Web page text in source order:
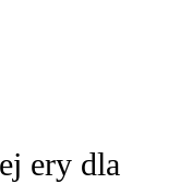
ery dla